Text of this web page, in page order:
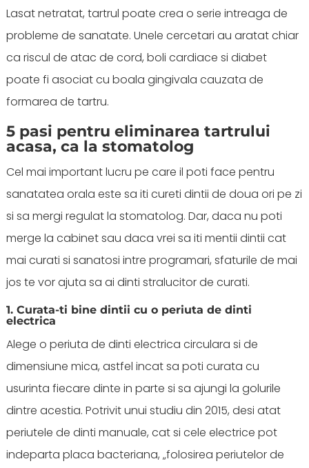
Lasat netratat, tartrul poate crea o serie intreaga de
probleme de sanatate. Unele cercetari au aratat chiar
ca riscul de atac de cord, boli cardiace si diabet
poate fi asociat cu boala gingivala cauzata de
formarea de tartru.
5 pasi pentru eliminarea tartrului
acasa, ca la stomatolog
Cel mai important lucru pe care il poti face pentru
sanatatea orala este sa iti cureti dintii de doua ori pe zi
si sa mergi regulat la stomatolog. Dar, daca nu poti
merge la cabinet sau daca vrei sa iti mentii dintii cat
mai curati si sanatosi intre programari, sfaturile de mai
jos te vor ajuta sa ai dinti stralucitor de curati.
1. Curata-ti bine dintii cu o periuta de dinti
electrica
Alege o periuta de dinti electrica circulara si de
dimensiune mica, astfel incat sa poti curata cu
usurinta fiecare dinte in parte si sa ajungi la golurile
dintre acestia. Potrivit unui studiu din 2015, desi atat
periutele de dinti manuale, cat si cele electrice pot
indeparta placa bacteriana, „folosirea periutelor de